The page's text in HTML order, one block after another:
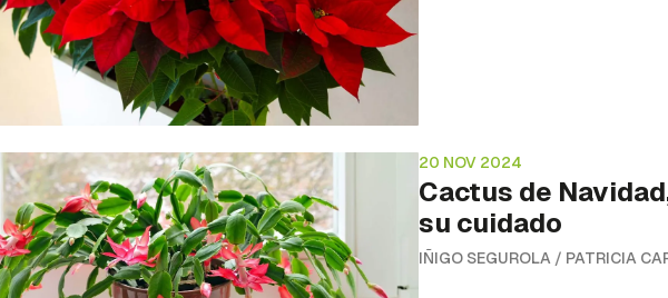
20 NOV 2024
Cactus de
su cuidado
IÑIGO SEGUROLA / PATRICIA